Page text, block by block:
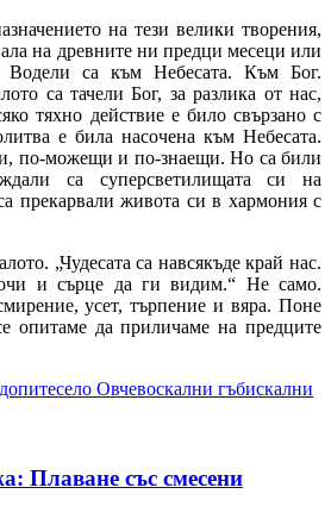
на тези велики творения,
на древните ни предци месеци или
Водели са към Небесата. Към Бог.
са тачели Бог, за разлика от нас,
тяхно действие е било свързано с
е била насочена към Небесата.
по-можещи и по-знаещи. Но са били
са суперсветилищата си на
прекарвали живота си в хармония с
„Чудесата са навсякъде край нас.
и сърце да ги видим.“ Не само.
усет, търпение и вяра. Поне
опитаме да приличаме на предците
село Овчевоскални гъбискални
Плаване със смесени